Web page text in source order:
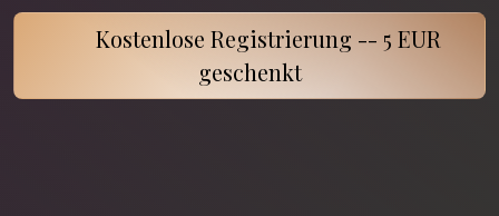
Kostenlose Registrierung -- 5 EUR
geschenkt